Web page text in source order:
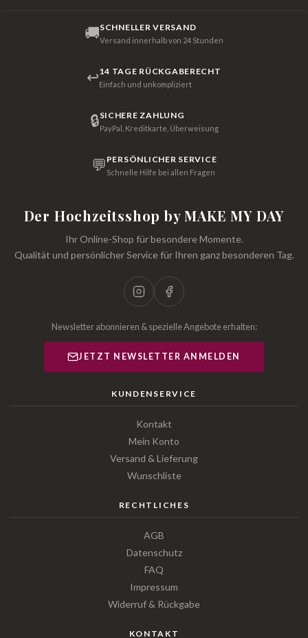
🚚SCHNELLER VERSAND
Versand innerhalb von 24 Stunden
↩14 TAGE RÜCKGABERECHT
Einfach und unkompliziert
🔒SICHERE ZAHLUNG
PayPal, Kreditkarte, Überweisung
💬 PERSÖNLICHER SERVICE
Schnelle Hilfe bei allen Fragen
Der Hochzeitsshop by MAKE MY DAY
Ihr Online-Shop für besondere Momente.
Qualität und persönlicher Service für Ihren ganz besonderen Tag.
Newsletter abonnieren & spezielle Angebote erhalten:
JETZT NEWSLETTER ANMELDEN
KUNDENSERVICE
Kontakt
Mein Konto
Versand & Lieferung
Wunschliste
RECHTLICHES
AGB
Datenschutz
FAQ
Impressum
Widerruf & Rückgabe
KONTAKT